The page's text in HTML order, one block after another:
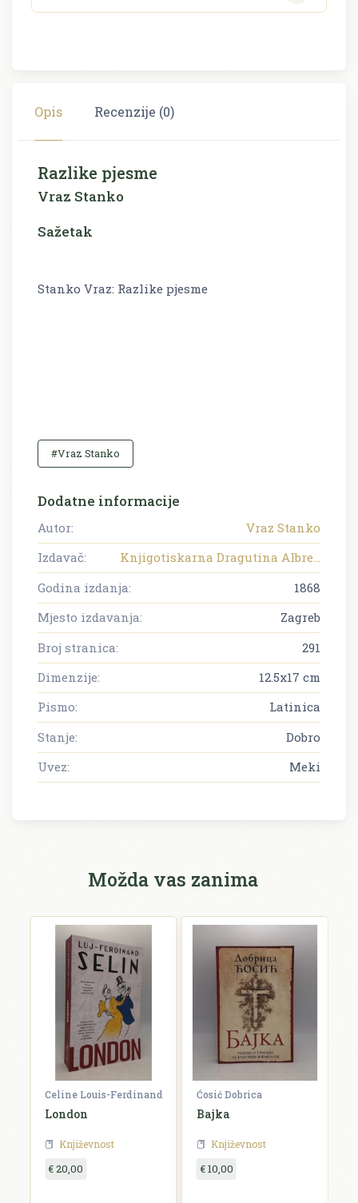
Opis Recenzije (0)
Razlike pjesme
Vraz Stanko
Sažetak
Stanko Vraz: Razlike pjesme
#Vraz Stanko
Dodatne informacije
Autor:
Vraz Stanko
Izdavač:
Knjigotiskarna Dragutina Albre...
Godina izdanja:
1868
Mjesto izdavanja:
Zagreb
Broj stranica:
291
Dimenzije:
12.5x17 cm
Pismo:
Latinica
Stanje:
Dobro
Uvez:
Meki
Možda vas zanima
Celine Louis-Ferdinand
London
Književnost
€ 20,00
Ćosić Dobrica
Bajka
Književnost
€ 10,00